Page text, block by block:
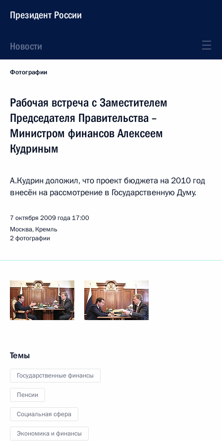
Президент России
Новости
Фотографии
Рабочая встреча с Заместителем
Председателя Правительства –
Министром финансов Алексеем
Кудриным
А.Кудрин доложил, что проект бюджета на 2010 год
внесён на рассмотрение в Государственную Думу.
7 октября 2009 года 17:00
Москва, Кремль
2 фотографии
Темы
Государственные финансы
Пенсии
Социальная сфера
Экономика и финансы